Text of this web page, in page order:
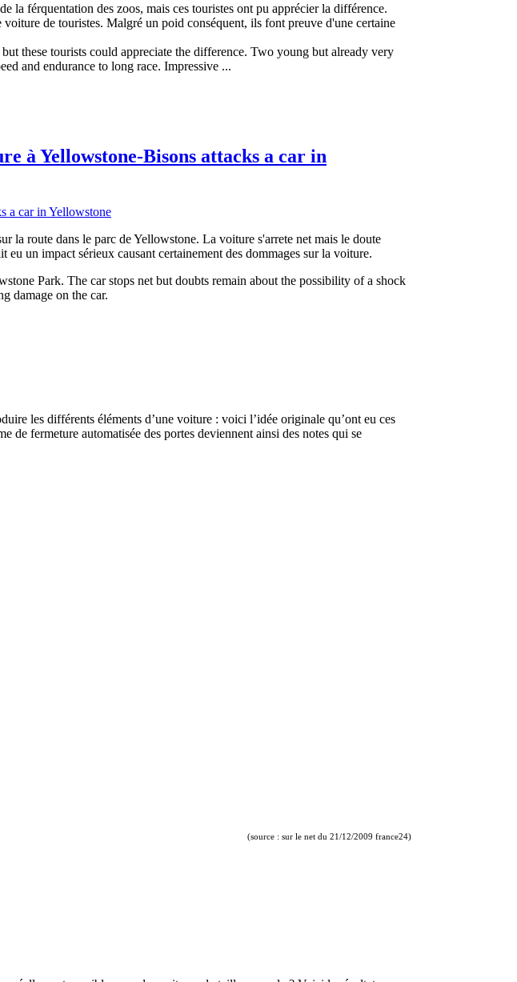
la férquentation des zoos, mais ces touristes ont pu apprécier la différence.
de touristes. Malgré un poid conséquent, ils font preuve d'une certaine
these tourists could appreciate the difference. Two young but already very
and endurance to long race. Impressive ...
à Yellowstone-Bisons attacks a car in
la route dans le parc de Yellowstone. La voiture s'arrete net mais le doute
eu un impact sérieux causant certainement des dommages sur la voiture.
Park. The car stops net but doubts remain about the possibility of a shock
damage on the car.
les différents éléments d’une voiture : voici l’idée originale qu’ont eu ces
de fermeture automatisée des portes deviennent ainsi des notes qui se
(source : sur le net du 21/12/2009 france24)